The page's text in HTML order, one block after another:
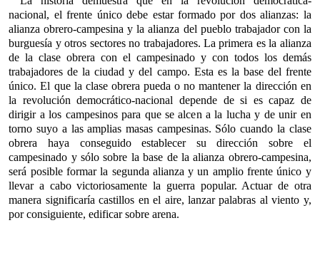
nacional, el frente único debe estar formado por dos alianzas: la
alianza obrero-campesina y la alianza del pueblo trabajador con la
burguesía y otros sectores no trabajadores. La primera es la alianza
de la clase obrera con el campesinado y con todos los demás
trabajadores de la ciudad y del campo. Esta es la base del frente
único. El que la clase obrera pueda o no mantener la dirección en
la revolución democrático-nacional depende de si es capaz de
dirigir a los campesinos para que se alcen a la lucha y de unir en
torno suyo a las amplias masas campesinas. Sólo cuando la clase
obrera haya conseguido establecer su dirección sobre el
campesinado y sólo sobre la base de la alianza obrero-campesina,
será posible formar la segunda alianza y un amplio frente único y
llevar a cabo victoriosamente la guerra popular. Actuar de otra
manera significaría castillos en el aire, lanzar palabras al viento y,
por consiguiente, edificar sobre arena.